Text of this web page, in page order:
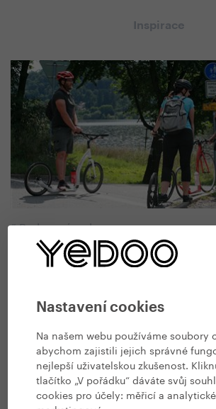
Nastavení cookies
Na našem webu používáme soubory
abychom zajistili jejich správné
nejlepší uživatelskou zkušenost.
tlačítko „V pořádku“ dáváte svůj
cookies pro účely: měřicí a
Inspirace
#Rady a návody
Jak vybrat koloběžku pro
19. 11. 2019 | Vendula Kosíková